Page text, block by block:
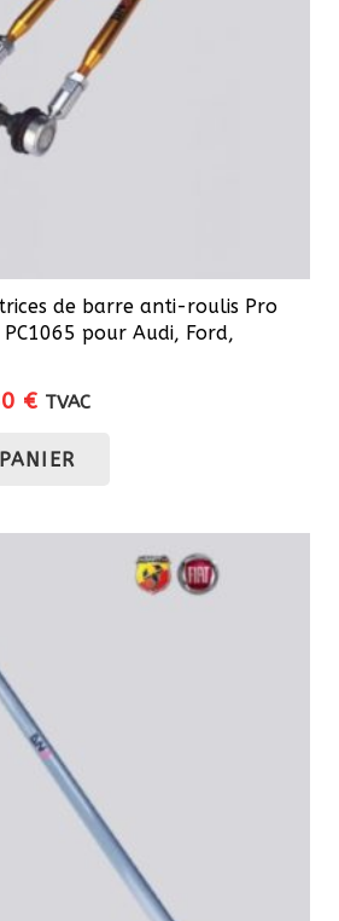
de barre anti-roulis Pro
pour Audi, Ford,
€Le
actuel
TVAC